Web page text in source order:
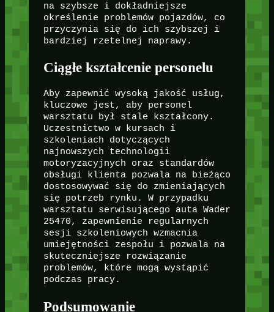
na szybsze i dokładniejsze
określenie problemów pojazdów, co
przyczynia się do ich szybszej i
bardziej rzetelnej naprawy.
Ciągłe kształcenie personelu
Aby zapewnić wysoką jakość usług,
kluczowe jest, aby personel
warsztatu był stale kształcony.
Uczestnictwo w kursach i
szkoleniach dotyczących
najnowszych technologii
motoryzacyjnych oraz standardów
obsługi klienta pozwala na bieżąco
dostosowywać się do zmieniających
się potrzeb rynku. W przypadku
warsztatu serwisującego auta Wader
25470, zapewnienie regularnych
sesji szkoleniowych wzmacnia
umiejętności zespołu i pozwala na
skuteczniejsze rozwiązanie
problemów, które mogą wystąpić
podczas pracy.
Podsumowanie